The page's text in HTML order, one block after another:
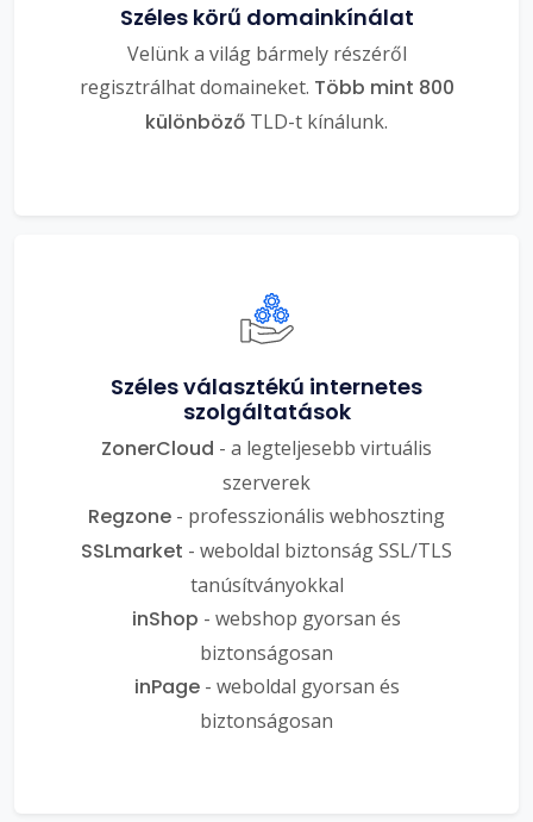
Széles körű domainkínálat
Velünk a világ bármely részéről
regisztrálhat domaineket. Több mint 800
különböző TLD-t kínálunk.
Széles választékú internetes
szolgáltatások
ZonerCloud - a legteljesebb virtuális
szerverek
Regzone - professzionális webhoszting
SSLmarket - weboldal biztonság SSL/TLS
tanúsítványokkal
inShop - webshop gyorsan és
biztonságosan
inPage- weboldal gyorsan és
biztonságosan